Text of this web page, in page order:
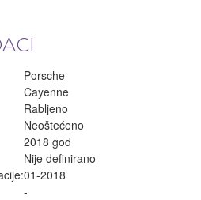
Porsche
Cayenne
Rabljeno
Neoštećeno
2018 god
Nije definirano
01-2018
-